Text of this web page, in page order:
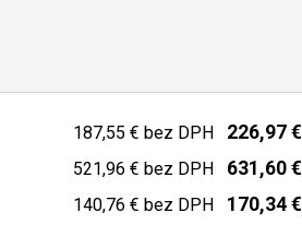
187,55 € bez DPH 226,97 €
521,96 € bez DPH 631,60 €
140,76 € bez DPH 170,34 €